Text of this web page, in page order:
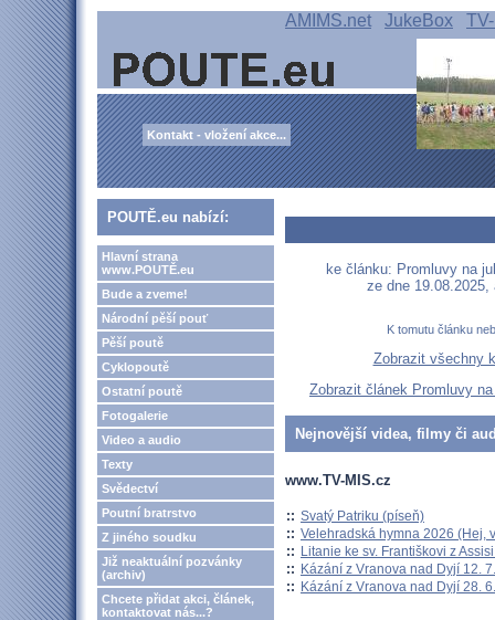
AMIMS.net JukeBox
Kontakt - vložení akce...
POUTĚ.eu nabízí:
Hlavní strana
www.POUTĚ.eu
Bude a zveme!
Národní pěší pouť
Pěší poutě
Cyklopoutě
Ostatní poutě
Fotogalerie
Video a audio
Texty
Svědectví
Poutní bratrstvo
Z jiného soudku
Již neaktuální pozvánky
(archiv)
Chcete přidat akci, článek,
kontaktovat nás...?
ke článku: Promluvy na
ze dne
K tomutu článku
Zobrazit všechny
Zobrazit článek Promluvy
Nejnovější videa, filmy či
www.TV-MIS.cz
:: Svatý Patriku (píseň)
:: Velehradská hymna 2026 (Hej,
:: Litanie ke sv. Františkovi z
:: Kázání z Vranova nad Dyjí 12.
:: Kázání z Vranova nad Dyjí 28.